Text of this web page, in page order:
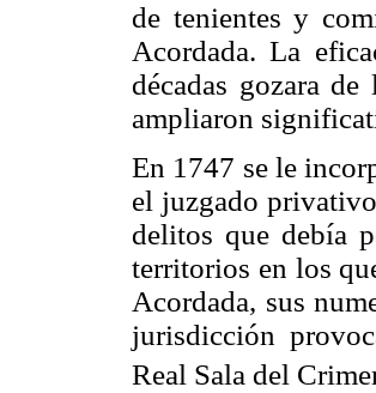
de tenientes y
Acordada. La
décadas gozara
ampliaron
En 1747 se le
el juzgado
delitos que debía
territorios en los
Acordada, sus
jurisdicción
Real Sala del